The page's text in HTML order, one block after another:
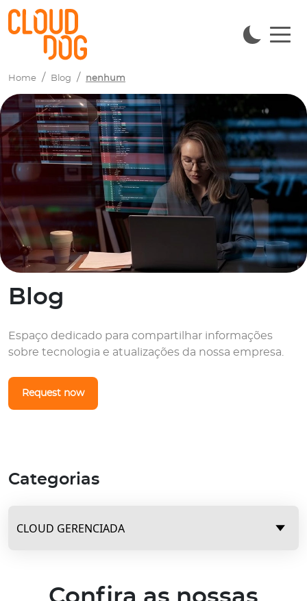
Home Blog nenhum
Blog
Espaço dedicado para compartilhar informações
sobre tecnologia e atualizações da nossa empresa.
Request now
Categorias
Navigated to Blog